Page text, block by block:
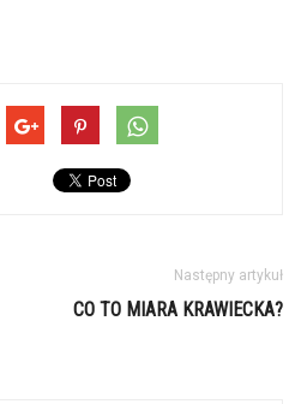
Następny artykuł
CO TO MIARA KRAWIECKA?